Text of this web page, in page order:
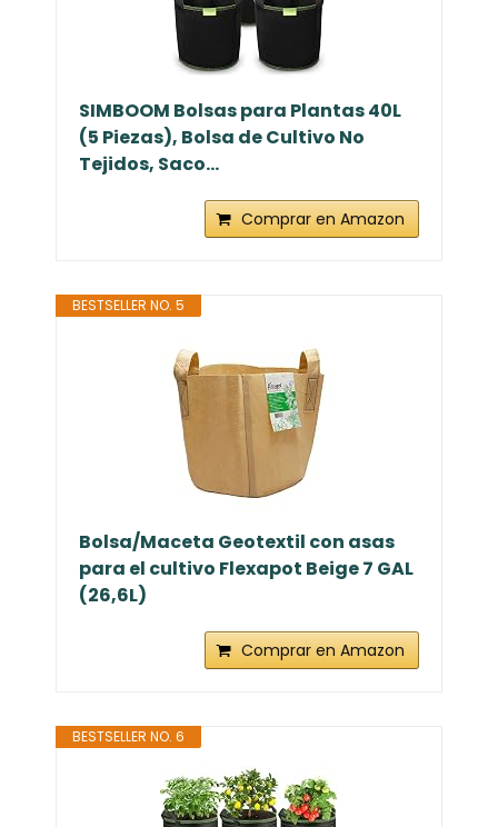
SIMBOOM Bolsas para Plantas 40L
(5 Piezas), Bolsa de Cultivo No
Tejidos, Saco...
Comprar en Amazon
BESTSELLER NO. 5
Bolsa/Maceta Geotextil con asas
para el cultivo Flexapot Beige 7 GAL
(26,6L)
Comprar en Amazon
BESTSELLER NO. 6